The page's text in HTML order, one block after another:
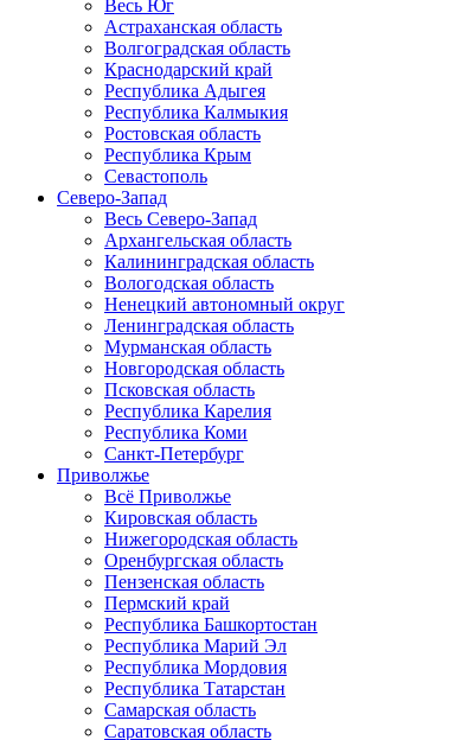
Весь Юг
Астраханская область
Волгоградская область
Краснодарский край
Республика Адыгея
Республика Калмыкия
Ростовская область
Республика Крым
Севастополь
Северо-Запад
Весь Северо-Запад
Архангельская область
Калининградская область
Вологодская область
Ненецкий автономный округ
Ленинградская область
Мурманская область
Новгородская область
Псковская область
Республика Карелия
Республика Коми
Санкт-Петербург
Приволжье
Всё Приволжье
Кировская область
Нижегородская область
Оренбургская область
Пензенская область
Пермский край
Республика Башкортостан
Республика Марий Эл
Республика Мордовия
Республика Татарстан
Самарская область
Саратовская область